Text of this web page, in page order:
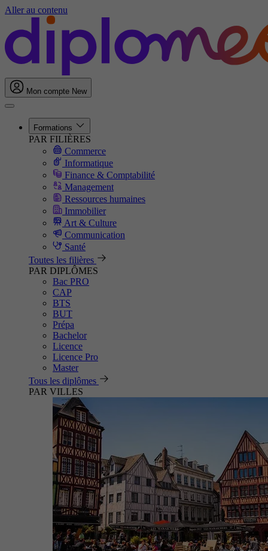
Aller au contenu
Mon compte New
Formations
PAR FILIÈRES
Commerce
Informatique
Finance & Comptabilité
Management
Ressources humaines
Immobilier
Art & Culture
Communication
Santé
Toutes les filières
PAR DIPLÔMES
Bac PRO
CAP
BTS
BUT
Prépa
Bachelor
Licence
Licence Pro
Master
Tous les diplômes
PAR VILLES